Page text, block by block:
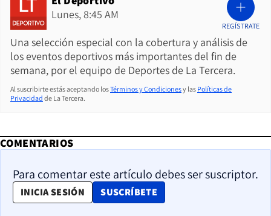
Lunes, 8:45 AM
Una selección especial con la cobertura y análisis de
los eventos deportivos más importantes del fin de
semana, por el equipo de Deportes de La Tercera.
REGÍSTRATE
Al suscribirte estás aceptando losTérminos y Condicionesy las Políticas de
Privacidad de La Tercera.
COMENTARIOS
Para comentar este artículo debes ser suscriptor.
INICIA SESIÓN SUSCRÍBETE
OPENS IN NEW WINDOW